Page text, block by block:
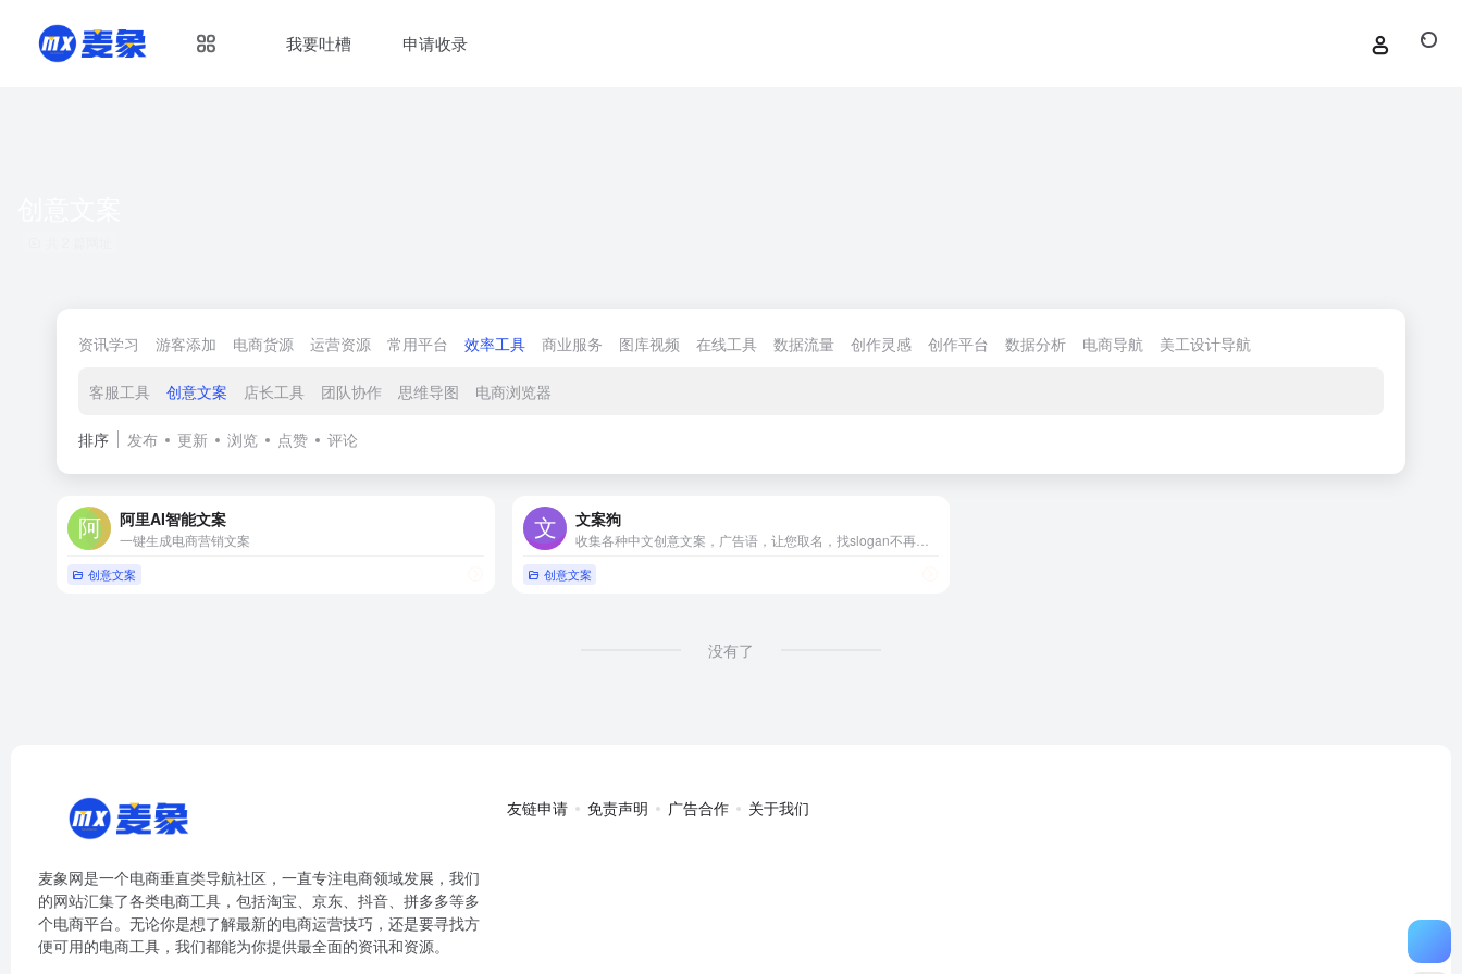
我要吐槽 申请收录
资讯学习 游客添加 电商货源 运营资源 常用平台 效率工具 商业服务 图库视频 在线工具 数据流量 创作灵感 创作平台 数据分析 电商导航 美工设计导航
客服工具 创意文案 店长工具 团队协作 思维导图 电商浏览器
排序 发布 更新 浏览 点赞 评论
阿里AI智能文案
一键生成电商营销文案
创意文案
文案狗
收集各种中文创意文案，广告语，让您取名，找slogan不再难。
创意文案
没有了
麦象网是一个电商垂直类导航社区，一直专注电商领域发展，我们
的网站汇集了各类电商工具，包括淘宝、京东、抖音、拼多多等多
个电商平台。无论你是想了解最新的电商运营技巧，还是要寻找方
便可用的电商工具，我们都能为你提供最全面的资讯和资源。
友链申请 免责声明 广告合作 关于我们